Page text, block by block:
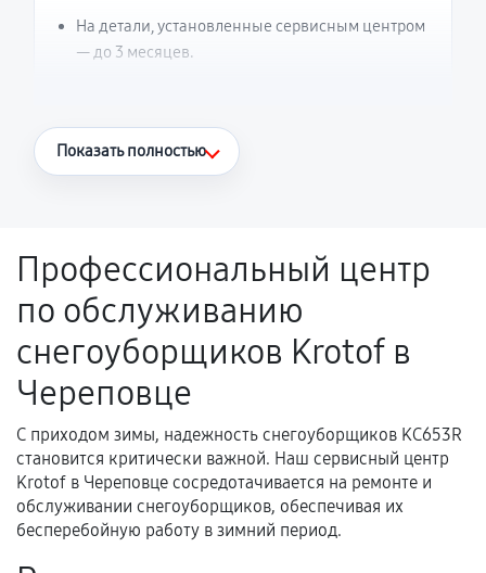
На детали, установленные сервисным центром
— до 3 месяцев.
Что считается гарантийным случаем
Поломка установленной детали при
нормальной эксплуатации в течение
гарантийного срока.
Несоответствие комплектующей заявленным
техническим характеристикам.
Документы для подтверждения
гарантии
Показать полностью
Профессиональный центр
по обслуживанию
снегоуборщиков Krotof в
Череповце
С приходом зимы, надежность снегоуборщиков KC653R
становится критически важной. Наш сервисный центр
Krotof в Череповце сосредотачивается на ремонте и
обслуживании снегоуборщиков, обеспечивая их
бесперебойную работу в зимний период.